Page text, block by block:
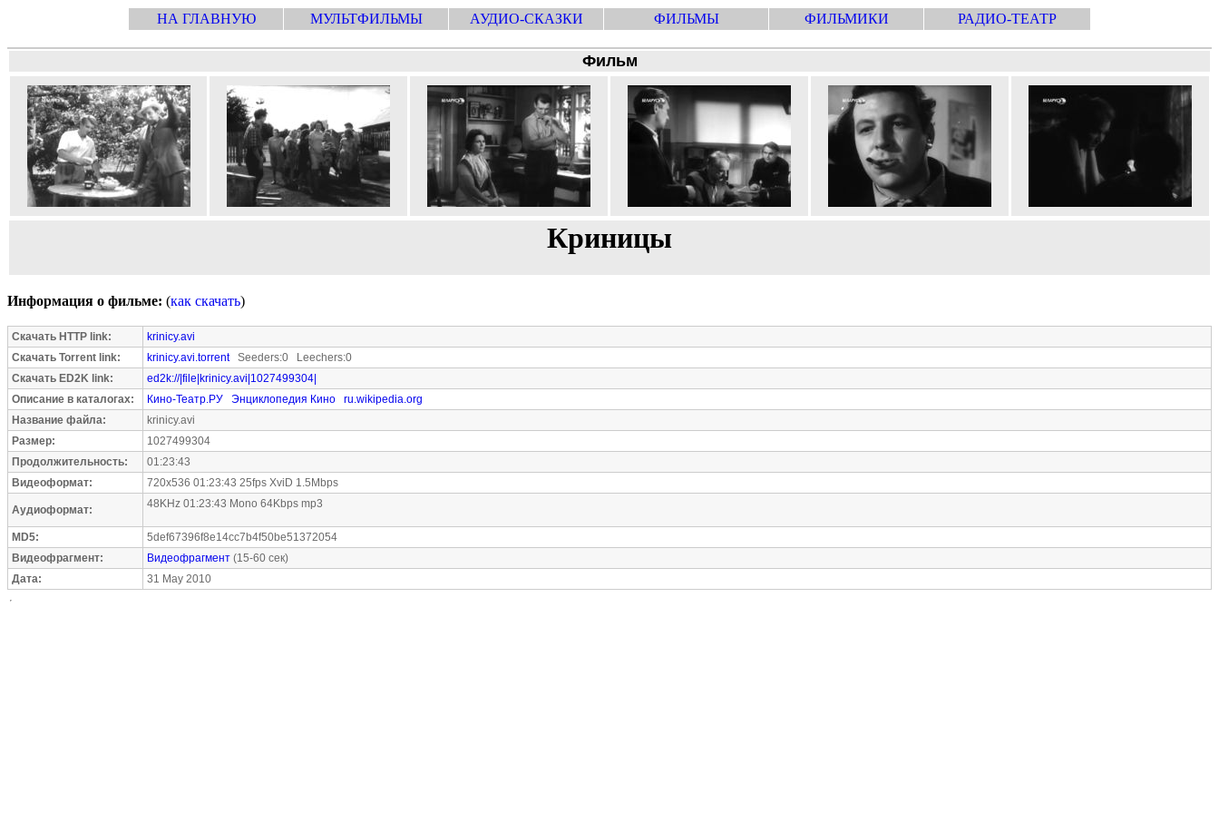
НА ГЛАВНУЮ МУЛЬТФИЛЬМЫ АУДИО-СКАЗКИ ФИЛЬМЫ ФИЛЬМИКИ РАДИО-ТЕАТР
Фильм
Криницы
Информация о фильме: (как скачать)
Скачать HTTP link:
krinicy.avi
Скачать Torrent link:
krinicy.avi.torrentSeeders:0 Leechers:0
Скачать ED2K link:
ed2k://|file|krinicy.avi|1027499304|
Описание в каталогах:
Кино-Театр.РУ Энциклопедия Кино
ru.wikipedia.org
Название файла:
krinicy.avi
Размер:
1027499304
Продолжительность:
01:23:43
Видеоформат:
720x536 01:23:43 25fps XviD 1.5Mbps
Аудиоформат: 48KHz 01:23:43 Mono 64Kbps mp3
MD5:
5def67396f8e14cc7b4f50be51372054
Видеофрагмент:
Видеофрагмент (15-60 сек)
Дата:
31 May 2010